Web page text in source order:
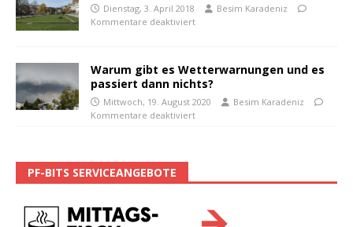
Dienstag, 3. April 2018
Besim Karadeniz
Kommentare deaktiviert
Warum gibt es Wetterwarnungen und es
passiert dann nichts?
Mittwoch, 19. August 2020
Besim Karadeniz
Kommentare deaktiviert
PF-BITS SERVICEANGEBOTE